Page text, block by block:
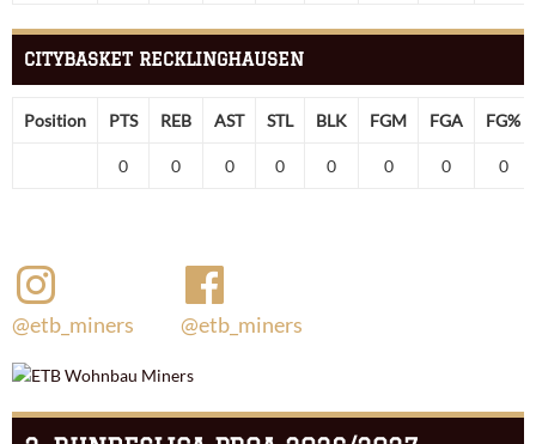
CITYBASKET RECKLINGHAUSEN
Position PTS REB AST STL BLK FGM FGA FG%
0 0 0 0 0 0 0 0
@etb_miners @etb_miners